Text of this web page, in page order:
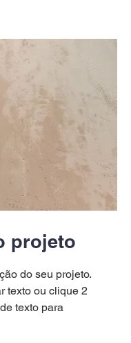
projeto
do seu projeto.
texto ou clique 2
texto para